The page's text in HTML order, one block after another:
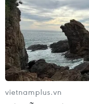
vietnamplus.vn